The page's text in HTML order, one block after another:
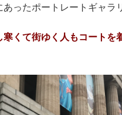
ったポートレートギャラ
寒くて街ゆく人もコートを